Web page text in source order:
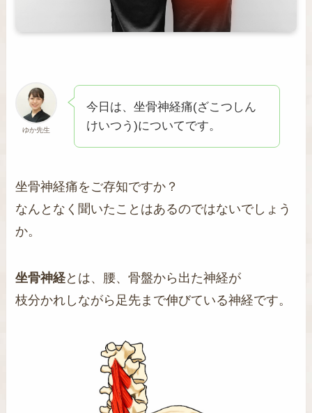
ゆか先生
今日は、坐骨神経痛(ざこつしん
けいつう)についてです。
坐骨神経痛をご存知ですか？
なんとなく聞いたことはあるのではないでしょう
か。
坐骨神経とは、腰、骨盤から出た神経が
枝分かれしながら足先まで伸びている神経です。